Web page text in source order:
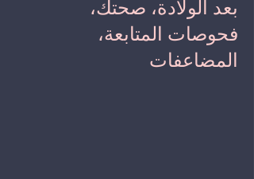
بعد الولادة، صحتك،
فحوصات المتابعة،
المضاعفات